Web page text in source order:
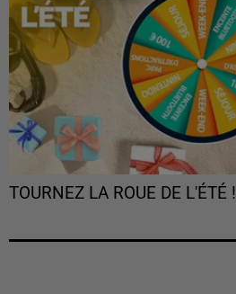
TOURNEZ LA ROUE DE L'ÉTÉ !